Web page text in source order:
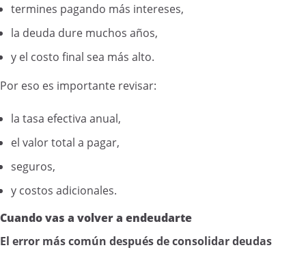
termines pagando más intereses,
la deuda dure muchos años,
y el costo final sea más alto.
Por eso es importante revisar:
la tasa efectiva anual,
el valor total a pagar,
seguros,
y costos adicionales.
Cuando vas a volver a endeudarte
El error más común después de consolidar deudas